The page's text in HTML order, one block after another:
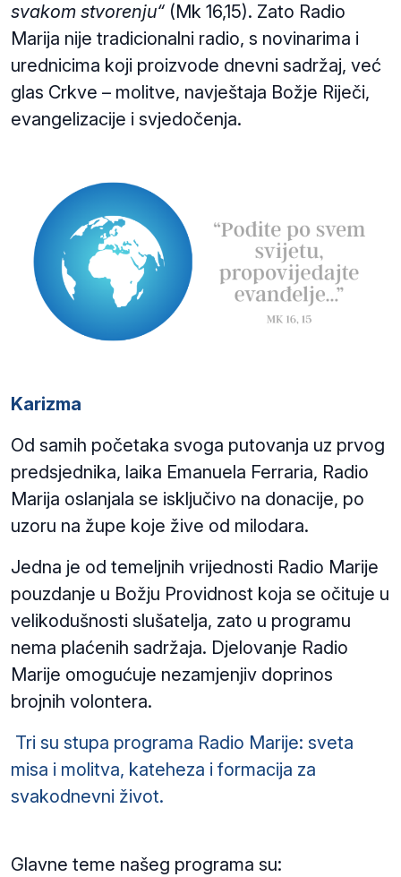
svakom stvorenju“ (Mk 16,15). Zato Radio
Marija nije tradicionalni radio, s novinarima i
urednicima koji proizvode dnevni sadržaj, već
glas Crkve – molitve, navještaja Božje Riječi,
evangelizacije i svjedočenja.
Karizma
Od samih početaka svoga putovanja uz prvog
predsjednika, laika Emanuela Ferraria, Radio
Marija oslanjala se isključivo na donacije, po
uzoru na župe koje žive od milodara.
Jedna je od temeljnih vrijednosti Radio Marije
pouzdanje u Božju Providnost koja se očituje u
velikodušnosti slušatelja, zato u programu
nema plaćenih sadržaja. Djelovanje Radio
Marije omogućuje nezamjenjiv doprinos
brojnih volontera.
Tri su stupa programa Radio Marije: sveta
misa i molitva, kateheza i formacija za
svakodnevni život.
Glavne teme našeg programa su: